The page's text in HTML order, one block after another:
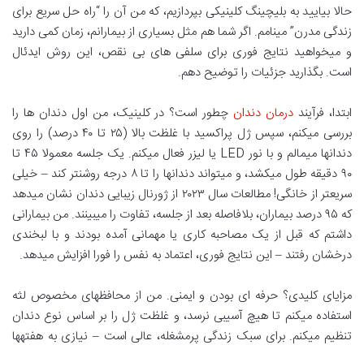
حالا بیایید به بلیچینگ کلینیکی بپردازیم، که من آن را “راه حل سریع برای
زندگی مدرن” مینامم. اگر شما هم مثل بسیاری از بیمارانم، زمان کمی دارید
و میخواهید نتایج فوری برای سلفی های بی نقص، این روش ایدئال
است. بگذارید جزئیات را توضیح دهم.
ابتدا، فرآیند درمان دندان چطور است؟ در کلینیک، من اول دندان ها را
بررسی میکنم، سپس ژل پراکسید با غلظت بالا (۲۵ تا ۴۰ درصد) را روی
دندانها میمالم و با نور LED یا لیزر فعال میکنم. یک جلسه معمولا ۴۵ تا
۹۰ دقیقه طول میکشد، و میتواند دندانها را تا ۸ درجه روشنتر کند – خیلی
سریعتر از خانگی! مطالعات سال ۲۰۲۳ از ژورنال زیبایی دندان نشان میدهد
که ۹۵ درصد بیماران، بلافاصله بعد از جلسه، تفاوت را میبینند. من بیمارانی
داشتم که قبل از یک مصاحبه کاری یا مهمانی آمده بودند و با لبخندی
درخشان رفتند – این نتایج فوری، اعتماد به نفس را فورا افزایش میدهد.
مزایای کلیدی؟ حرفه ای بودن و ایمنی. من از محافظهای مخصوص لثه
استفاده میکنم تا هیچ آسیبی نرسد، و غلظت ژل را بر اساس نوع دندان
تنظیم میکنم. برای سبک زندگی پرمشغله، عالی است – نیازی به هفتهها